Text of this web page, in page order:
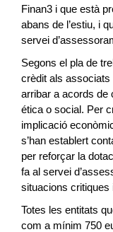
Finan3 i que està
abans de l’estiu, i
servei
Segons el pla de
crèdit als associats
arribar a acords de
ética o social. Per
implicació
s’han establert
per reforçar la
fa al servei
situacions
Totes les entitats
com a mínim 750